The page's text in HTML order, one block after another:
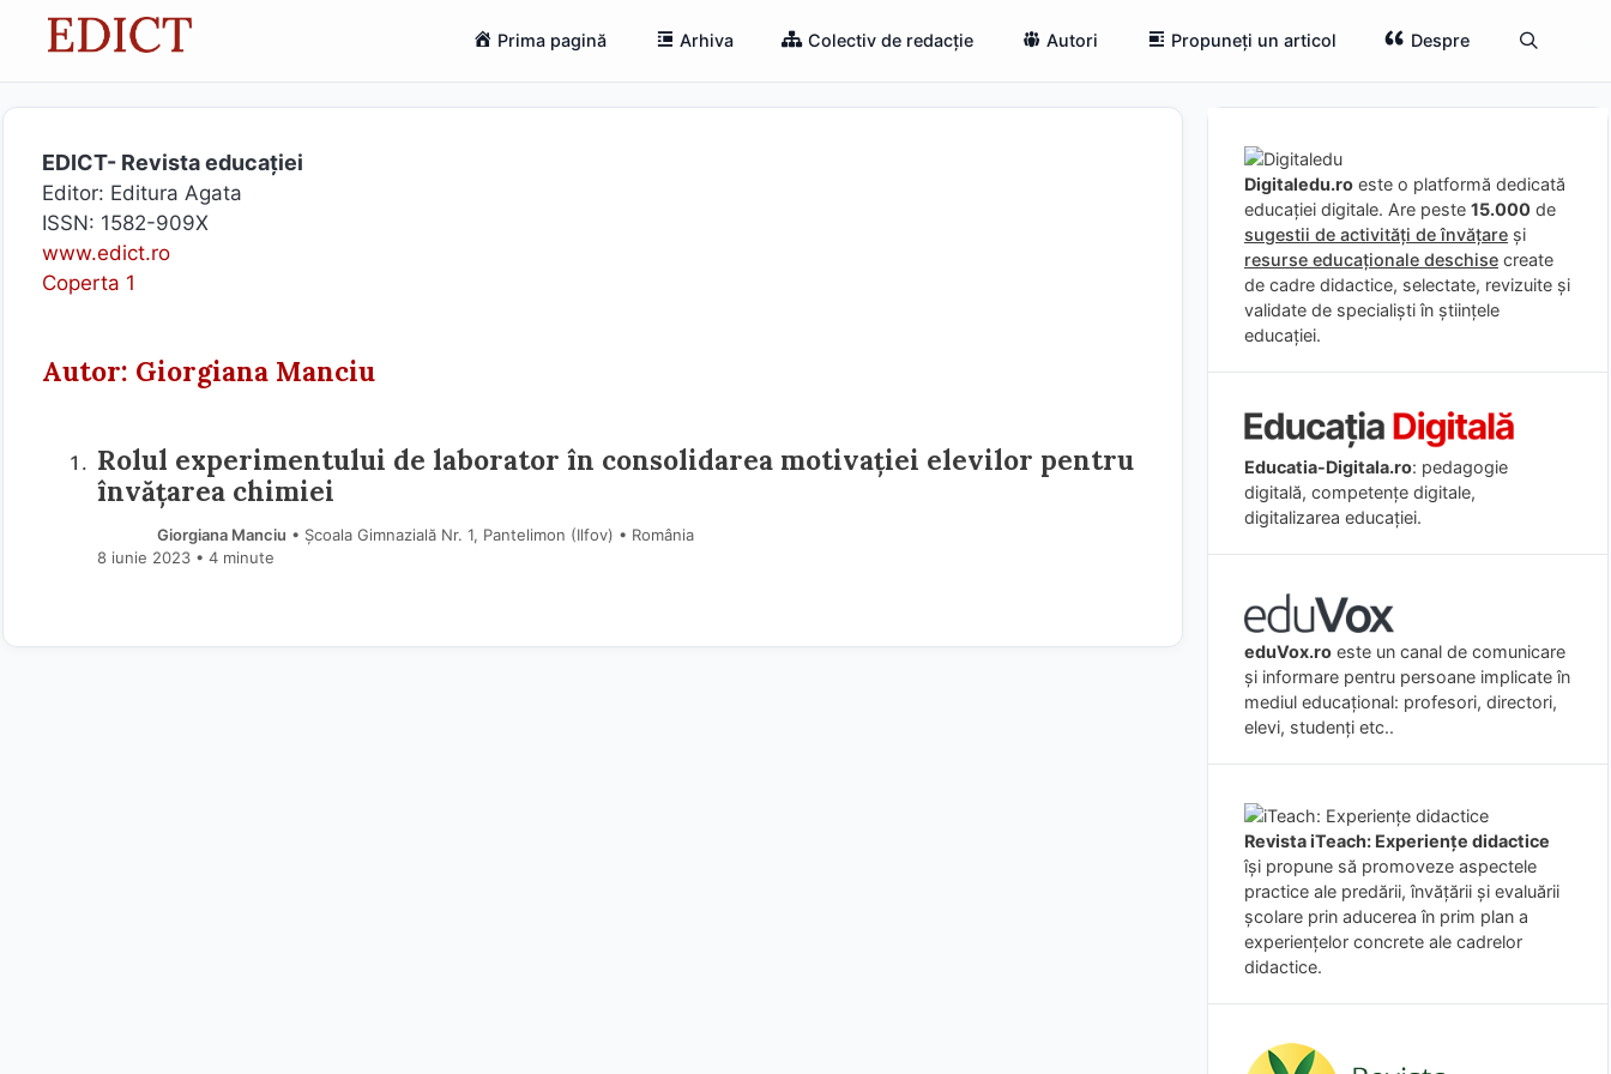
Prima pagină Arhiva Colectiv de redacție Autori Propuneți un articol Despre
EDICT- Revista educației
Editor: Editura Agata
ISSN: 1582-909X
www.edict.ro
Coperta 1
Autor: Giorgiana Manciu
Rolul experimentului de laborator în consolidarea motivației elevilor pentru
învățarea chimiei
Giorgiana Manciu • Școala Gimnazială Nr. 1, Pantelimon (Ilfov) • România
8 iunie 2023 • 4 minute
Digitaledu.ro este o platformă dedicată
educației digitale. Are peste 15.000 de
sugestii de activități de învățare și
resurse educaționale deschise create
de cadre didactice, selectate, revizuite și
validate de specialiști în științele
educației.
Educatia-Digitala.ro: pedagogie
digitală, competențe digitale,
digitalizarea educației.
eduVox.ro este un canal de comunicare
și informare pentru persoane implicate în
mediul educațional: profesori, directori,
elevi, studenți etc..
Revista iTeach: Experienţe didactice
îşi propune să promoveze aspectele
practice ale predării, învăţării şi evaluării
şcolare prin aducerea în prim plan a
experienţelor concrete ale cadrelor
didactice.